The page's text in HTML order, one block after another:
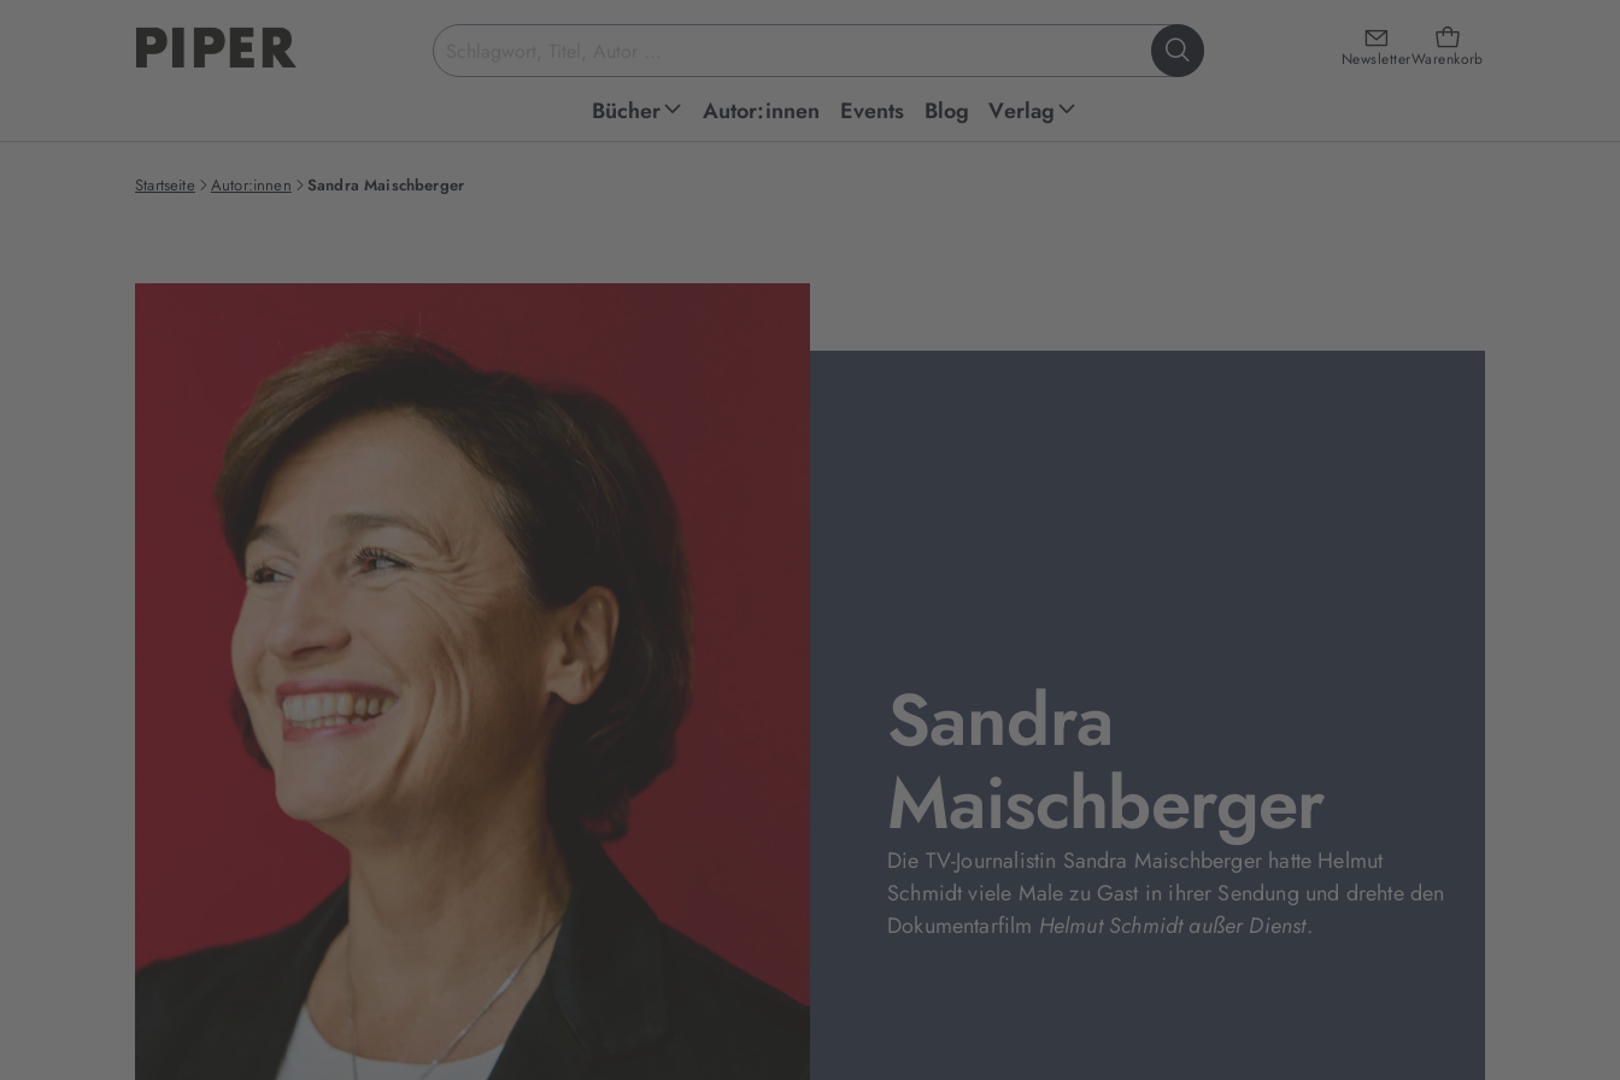
NewsletterWarenkorb
Suchbegriff
eingeben
Bücher Autor:innen Events Blog Verlag
Startseite Autor:innen Sandra Maischberger
Sandra
Maischberger
Die TV-Journalistin Sandra Maischberger hatte Helmut
Schmidt viele Male zu Gast in ihrer Sendung und drehte den
Dokumentarfilm Helmut Schmidt außer Dienst.